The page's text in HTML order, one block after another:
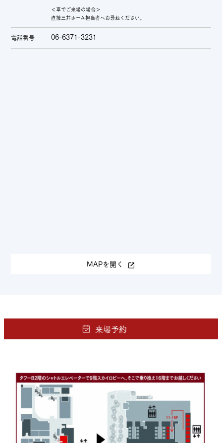
＜車でご来場の場合＞
直接三井ホーム担当者へお尋ねください。
電話番号 06-6371-3231
MAPを開く